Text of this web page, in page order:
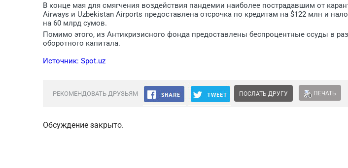
В конце мая для смягчения воздействия пандемии наиболее пострадавшим от
Airways и Uzbekistan Airports предоставлена отсрочка по кредитам на $122 млн и
на 60 млрд сумов.
Помимо этого, из Антикризисного фонда предоставлены беспроцентные ссуды в
оборотного капитала.
Источник: Spot.uz
РЕКОМЕНДОВАТЬ ДРУЗЬЯМ ПОСЛАТЬ ДРУГУ ПЕЧАТЬ
Обсуждение закрыто.